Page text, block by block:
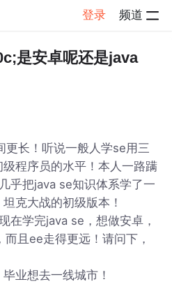
登录 频道
详情
是安卓呢还是java
更长！听说一般人学se用三
程序员的水平！本人一路蹒
乎把java se知识体系学了一
克大战的初级版本！
在学完java se，想做安卓，
且ee走得更远！请问下，
业想去一线城市！